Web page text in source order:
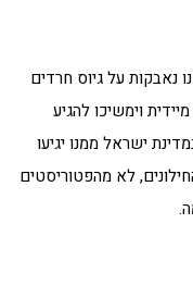
נאבקות על גיוס חרדים
וימשיכו להגיע
ישראל ממנו יגיעו
לא מהפטוריסטים